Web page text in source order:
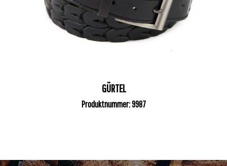
GÜRTEL
Produktnummer: 9987